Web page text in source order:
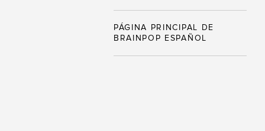
PÁGINA PRINCIPAL DE
BRAINPOP ESPAÑOL